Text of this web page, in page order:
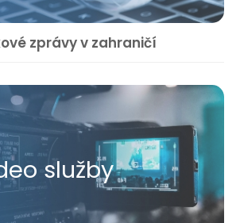
zprávy v zahraničí
služby